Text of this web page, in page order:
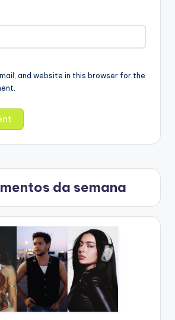
and website in this browser for the
da semana